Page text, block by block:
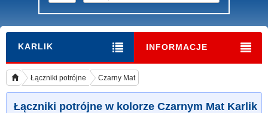
KARLIK INFORMACJE
Łączniki potrójne Czarny Mat
Łączniki potrójne w kolorze Czarnym Mat Karlik